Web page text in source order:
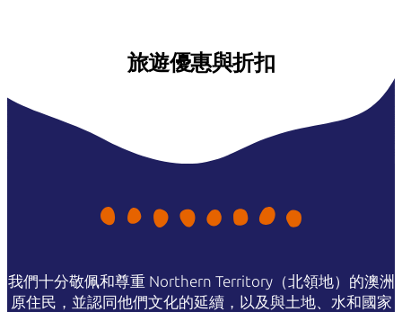
旅遊優惠與折扣
我們十分敬佩和尊重 Northern Territory（北領地）的澳洲
原住民，並認同他們文化的延續，以及與土地、水和國家